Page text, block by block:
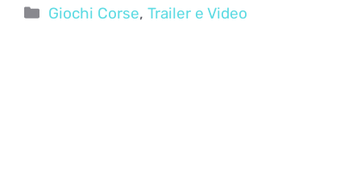
Categorie
Giochi Corse,Trailer e Video